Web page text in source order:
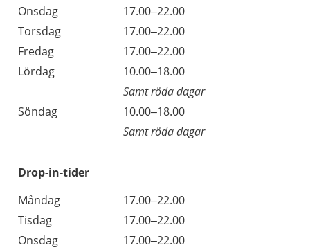
Onsdag
17.00–22.00
Torsdag
17.00–22.00
Fredag
17.00–22.00
Lördag
10.00–18.00
Samt röda dagar
Söndag
10.00–18.00
Samt röda dagar
Drop-in-tider
Måndag
17.00–22.00
Tisdag
17.00–22.00
Onsdag
17.00–22.00